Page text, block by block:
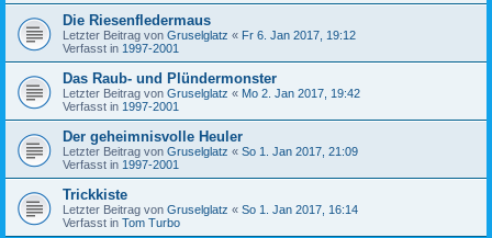
Die Riesenfledermaus
Letzter Beitrag von Gruselglatz « Fr 6. Jan 2017, 19:12
Verfasst in 1997-2001
Das Raub- und Plündermonster
Letzter Beitrag von Gruselglatz « Mo 2. Jan 2017, 19:42
Verfasst in 1997-2001
Der geheimnisvolle Heuler
Letzter Beitrag von Gruselglatz « So 1. Jan 2017, 21:09
Verfasst in 1997-2001
Trickkiste
Letzter Beitrag von Gruselglatz « So 1. Jan 2017, 16:14
Verfasst in Tom Turbo